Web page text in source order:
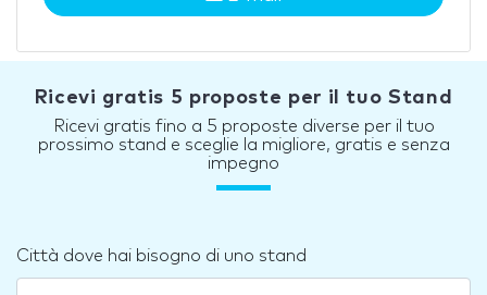
Ricevi gratis 5 proposte per il tuo Stand
Ricevi gratis fino a 5 proposte diverse per il tuo
prossimo stand e sceglie la migliore, gratis e senza
impegno
Città dove hai bisogno di uno stand